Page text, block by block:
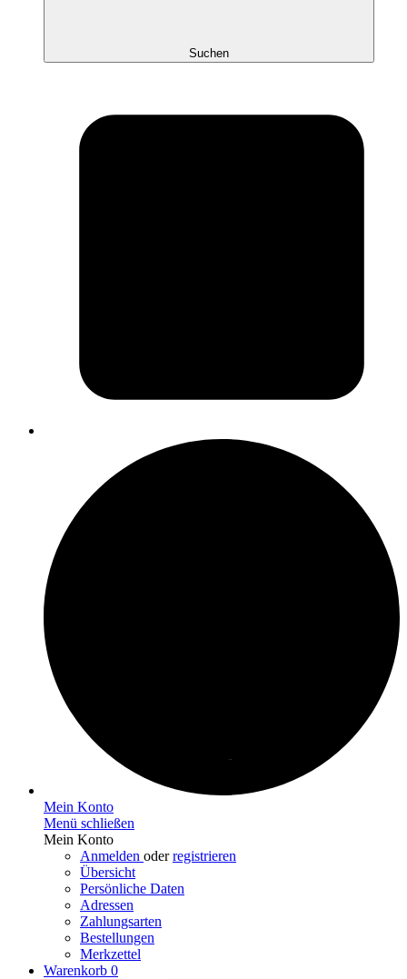
Suchen
Mein Konto
Menü schließen
Mein Konto
Anmelden oderregistrieren
Übersicht
Persönliche Daten
Adressen
Zahlungsarten
Bestellungen
Merkzettel
Warenkorb 0